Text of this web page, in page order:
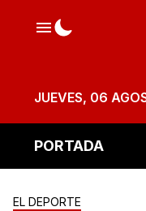
JUEVES, 06
PORTADA
EL DEPORTE